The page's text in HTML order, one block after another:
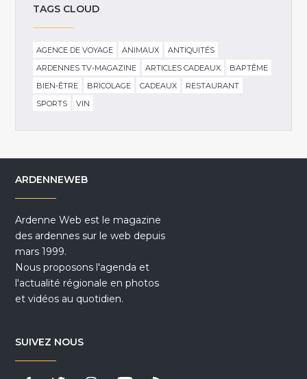
TAGS CLOUD
AGENCE DE VOYAGE ANIMAUX
ANTIQUITÉS
ARDENNES TV-MAGAZINE
ARTICLES CADEAUX
BAPTÊME
BIEN-ÊTRE
BRICOLAGE CADEAUX
RESTAURANT
SPORTS
VIN
ARDENNEWEB
Ardenne Web est le magazine
des ardennes sur le web depuis
mars 1999.
Nous proposons l'agenda et
l'actualité régionale en photos
et vidéos au quotidien.
SUIVEZ NOUS